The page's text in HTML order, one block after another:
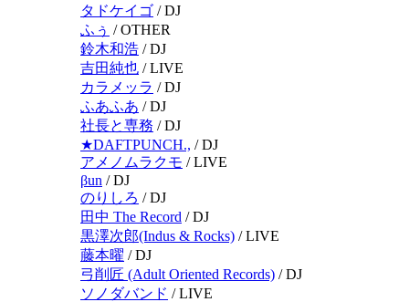
タドケイゴ /DJ
ふぅ /OTHER
鈴木和浩 /DJ
吉田純也 /LIVE
カラメッラ /DJ
ふあふあ /DJ
社長と専務 /DJ
★DAFTPUNCH., /DJ
アメノムラクモ /LIVE
βun /DJ
のりしろ /DJ
田中 The Record /DJ
黒澤次郎(Indus & Rocks) /LIVE
藤本曜 /DJ
弓削匠 (Adult Oriented Records) /DJ
ソノダバンド /LIVE